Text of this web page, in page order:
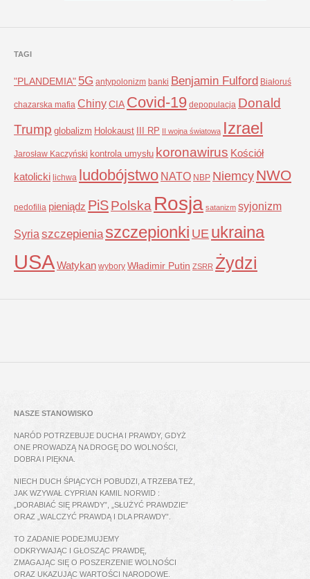
TAGI
"PLANDEMIA" 5G antypolonizm banki Benjamin Fulford Białoruś
chazarska mafia ChinyCIA Covid-19 depopulacja Donald
Trump globalizm Holokaust III RP II wojna światowa Izrael
Jarosław Kaczyński kontrola umysłu koronawirus Kościół
katolicki lichwa ludobójstwo NATO NBP NiemcyNWO
pedofilia pieniądz PiSPolska Rosja satanizm syjonizm
Syria szczepienia szczepionki UE ukraina
USAWatykan wybory Władimir Putin ZSRR Żydzi
NASZE STANOWISKO
NARÓD POTRZEBUJE DUCHA I PRAWDY, GDYŻ
ONE PROWADZĄ NA DROGĘ DO WOLNOŚCI,
DOBRA I PIĘKNA.
NIECH DUCH ŚPIĄCYCH POBUDZI, A TRZEBA TEŻ,
JAK WZYWAŁ CYPRIAN KAMIL NORWID :
„DORABIAĆ SIĘ PRAWDY”, „SŁUŻYĆ PRAWDZIE”
ORAZ „WALCZYĆ PRAWDĄ I DLA PRAWDY”.
TO ZADANIE PODEJMUJEMY
ODKRYWAJĄC I GŁOSZĄC PRAWDĘ,
ZMAGAJĄC SIĘ O POSZERZENIE WOLNOŚCI
ORAZ UKAZUJĄC WARTOŚCI NARODOWE.